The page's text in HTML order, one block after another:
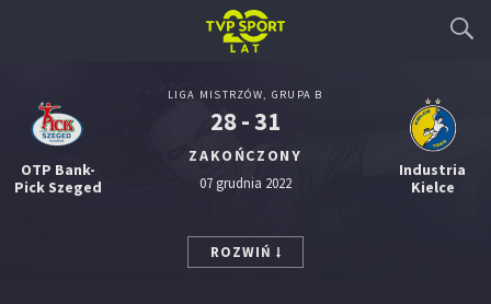
OTP Bank-
Pick Szeged
LIGA MISTRZÓW, GRUPA B
28 - 31
ZAKOŃCZONY
07 grudnia 2022
Industria
Kielce
ROZWIŃ